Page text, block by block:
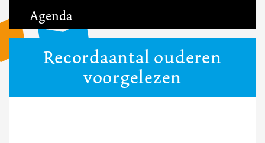
Agenda
Recordaantal ouderen
voorgelezen